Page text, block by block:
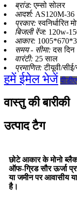
ब्रांड:एम्सो सोलर
आदर्श: AS120M-36
प्रकार:स्वनिर्धारित
बिजली रेंज: 120w-
आकार:
समय - सीमा:दस दिन
वारंटी: 25 साल
प्रमाणित:टीयूवी/
हमें ईमेल भेजें
वास्तु की बारीकी
उत्पाद टैग
छोटे आकार के मोनो
ऑफ-ग्रिड सौर ऊर्जा
या जमीन पर आवासीय
है।